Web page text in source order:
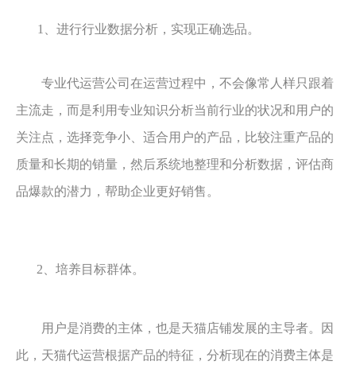
1、进行行业数据分析，实现正确选品。
专业代运营公司在运营过程中，不会像常人样只跟着
主流走，而是利用专业知识分析当前行业的状况和用户的
关注点，选择竞争小、适合用户的产品，比较注重产品的
质量和长期的销量，然后系统地整理和分析数据，评估商
品爆款的潜力，帮助企业更好销售。
2、培养目标群体。
用户是消费的主体，也是天猫店铺发展的主导者。因
此，天猫代运营根据产品的特征，分析现在的消费主体是